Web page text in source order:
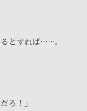
とすれば……。
ろ！」